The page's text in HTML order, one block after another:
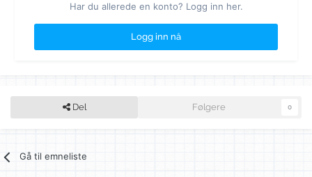
Har du allerede en konto? Logg inn her.
Logg inn nå
Del Følgere 0
Gå til emneliste